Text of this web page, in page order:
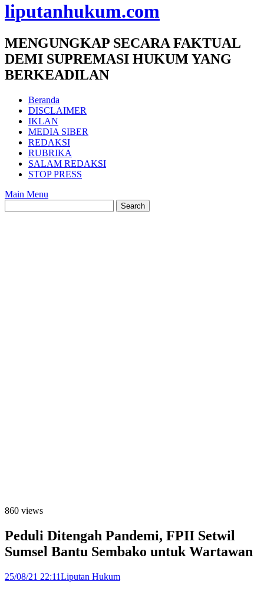
liputanhukum.com
MENGUNGKAP SECARA FAKTUAL
DEMI SUPREMASI HUKUM YANG
BERKEADILAN
Beranda
DISCLAIMER
IKLAN
MEDIA SIBER
REDAKSI
RUBRIKA
SALAM REDAKSI
STOP PRESS
Main Menu
860 views
Peduli Ditengah Pandemi, FPII Setwil
Sumsel Bantu Sembako untuk Wartawan
25/08/21 22:11Liputan Hukum